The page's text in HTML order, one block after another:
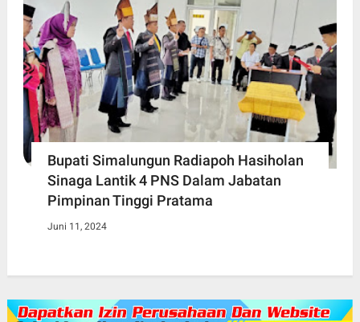
Bupati Simalungun Radiapoh Hasiholan
Sinaga Lantik 4 PNS Dalam Jabatan
Pimpinan Tinggi Pratama
Juni 11, 2024